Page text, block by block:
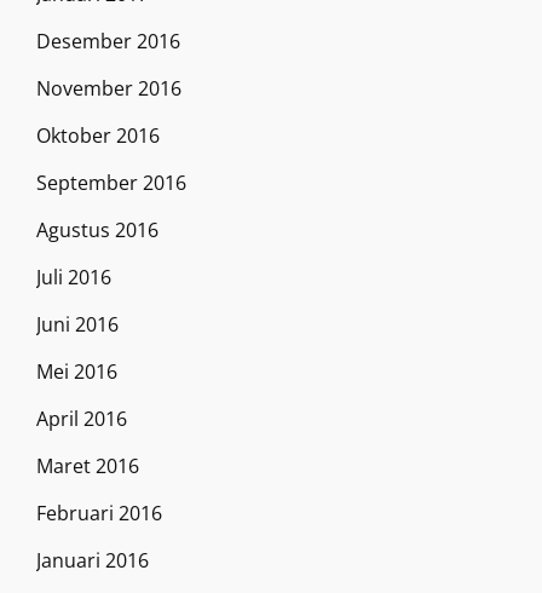
Desember 2016
November 2016
Oktober 2016
September 2016
Agustus 2016
Juli 2016
Juni 2016
Mei 2016
April 2016
Maret 2016
Februari 2016
Januari 2016